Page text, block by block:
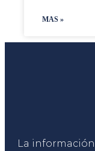
MAS »
La